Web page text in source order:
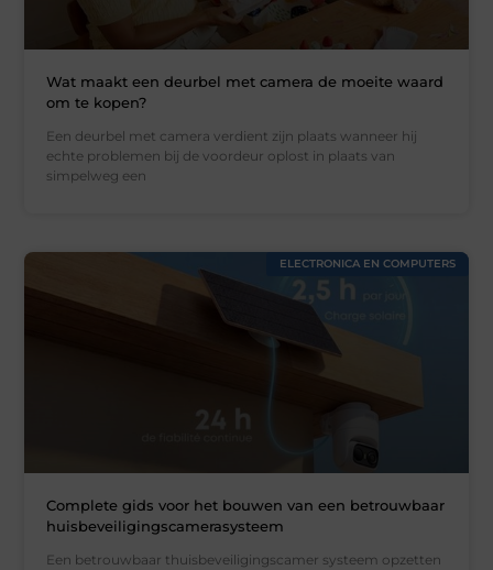
Wat maakt een deurbel met camera de moeite waard
om te kopen?
Een deurbel met camera verdient zijn plaats wanneer hij
echte problemen bij de voordeur oplost in plaats van
simpelweg een
ELECTRONICA EN COMPUTERS
Complete gids voor het bouwen van een betrouwbaar
huisbeveiligingscamerasysteem
Een betrouwbaar thuisbeveiligingscamer systeem opzetten